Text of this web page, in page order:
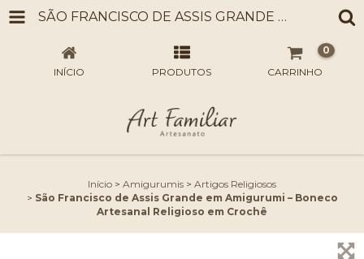
SÃO FRANCISCO DE ASSIS GRANDE EM AMIGURUMI – BONECO ARTESANAL RELIGIOSO EM CROCHÊ
INÍCIO PRODUTOS CARRINHO
0
Início > Amigurumis > Artigos Religiosos
> São Francisco de Assis Grande em Amigurumi – Boneco
Artesanal Religioso em Crochê